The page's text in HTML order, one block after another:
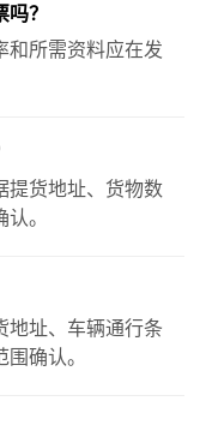
？
和所需资料应在发
提货地址、货物数
。
地址、车辆通行条
确认。